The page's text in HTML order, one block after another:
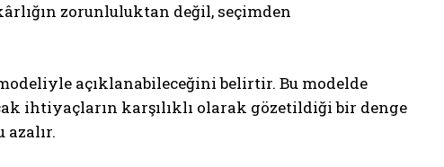
zorunluluktan değil, seçimden
açıklanabileceğini belirtir. Bu modelde
ihtiyaçların karşılıklı olarak gözetildiği bir denge
azalır.